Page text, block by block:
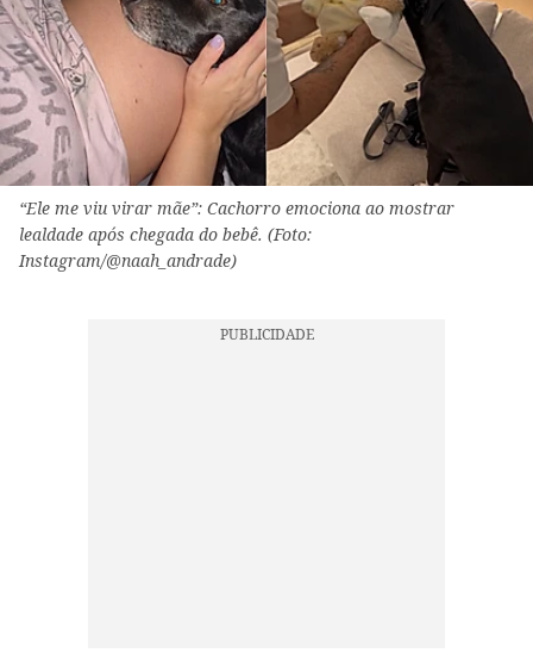
“Ele me viu virar mãe”: Cachorro emociona ao mostrar
lealdade após chegada do bebê. (Foto:
Instagram/@naah_andrade)